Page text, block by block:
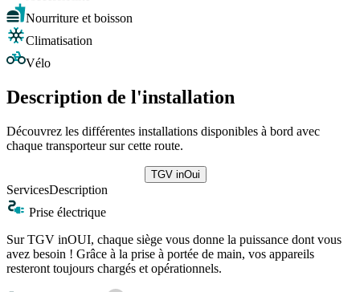
Nourriture et boisson
Climatisation
Vélo
Description de l'installation
Découvrez les différentes installations disponibles à bord avec
chaque transporteur sur cette route.
TGV inOui
ServicesDescription
Prise électrique
Sur TGV inOUI, chaque siège vous donne la puissance dont vous
avez besoin ! Grâce à la prise à portée de main, vos appareils
resteront toujours chargés et opérationnels.